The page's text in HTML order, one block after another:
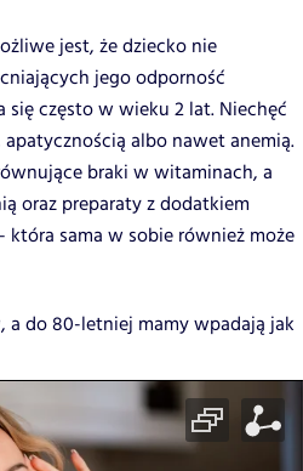
jest, że dziecko nie
jego odporność
często w wieku 2 lat. Niechęć
albo nawet anemią.
braki w witaminach, a
oraz preparaty z dodatkiem
która sama w sobie również może
a do 80-letniej mamy wpadają jak